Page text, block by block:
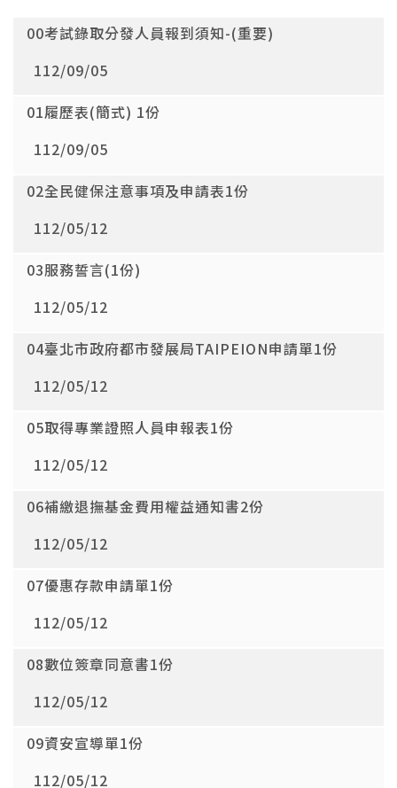
00考試錄取分發人員報到須知-(重要)
112/09/05
01履歷表(簡式) 1份
112/09/05
02全民健保注意事項及申請表1份
112/05/12
03服務誓言(1份)
112/05/12
04臺北市政府都市發展局TAIPEION申請單1份
112/05/12
05取得專業證照人員申報表1份
112/05/12
06補繳退撫基金費用權益通知書2份
112/05/12
07優惠存款申請單1份
112/05/12
08數位簽章同意書1份
112/05/12
09資安宣導單1份
112/05/12